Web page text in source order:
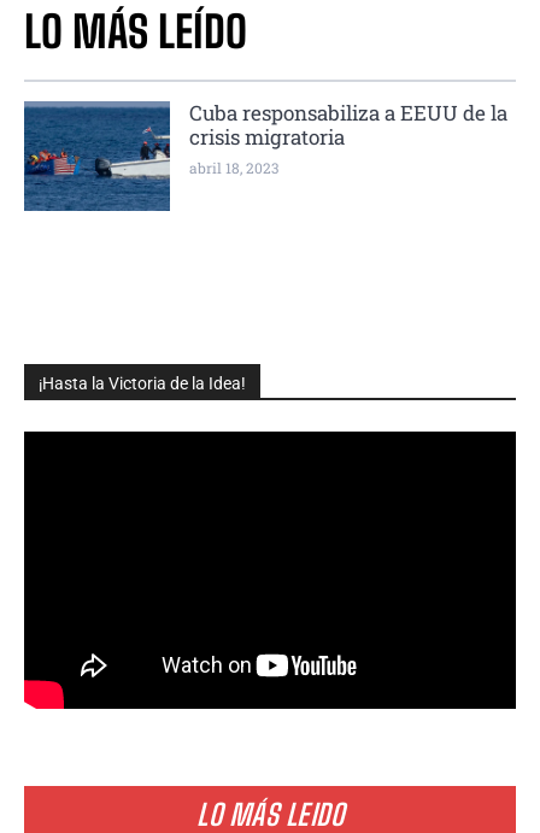
¡Hasta la Victoria de la Idea!
LO MÁS LEIDO
LO MÁS LEÍDO
Cuba responsabiliza a EEUU de la
crisis migratoria
abril 18, 2023